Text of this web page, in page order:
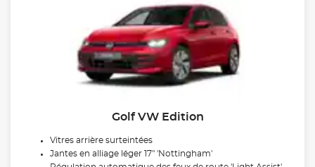
Golf VW Edition
Vitres arrière surteintées
Jantes en alliage léger 17" 'Nottingham'